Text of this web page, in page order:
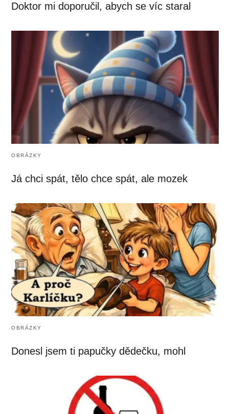
Doktor mi doporučil, abych se víc staral
OBRÁZKY
Já chci spát, tělo chce spát, ale mozek
OBRÁZKY
Donesl jsem ti papučky dědečku, mohl